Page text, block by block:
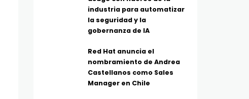
industria para automatizar
la seguridad y la
gobernanza de IA
Red Hat anuncia el
nombramiento de Andrea
Castellanos como Sales
Manager en Chile